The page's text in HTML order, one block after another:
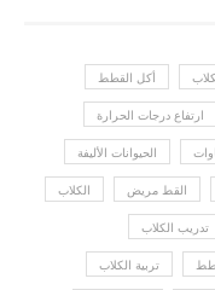
أكل القطط
ارتفاع درجات الحرارة
الحيوانات الأليفة
القط مريض الكلاب
تدريب الكلاب
تربية الكلاب